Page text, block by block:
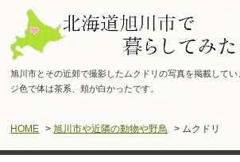
旭川市とその近郊で撮影したムクドリの写真を掲載して
ジ色で体は茶系、頬が白かったです。
HOME >旭川市や近隣の動物や野鳥 > ムクドリ